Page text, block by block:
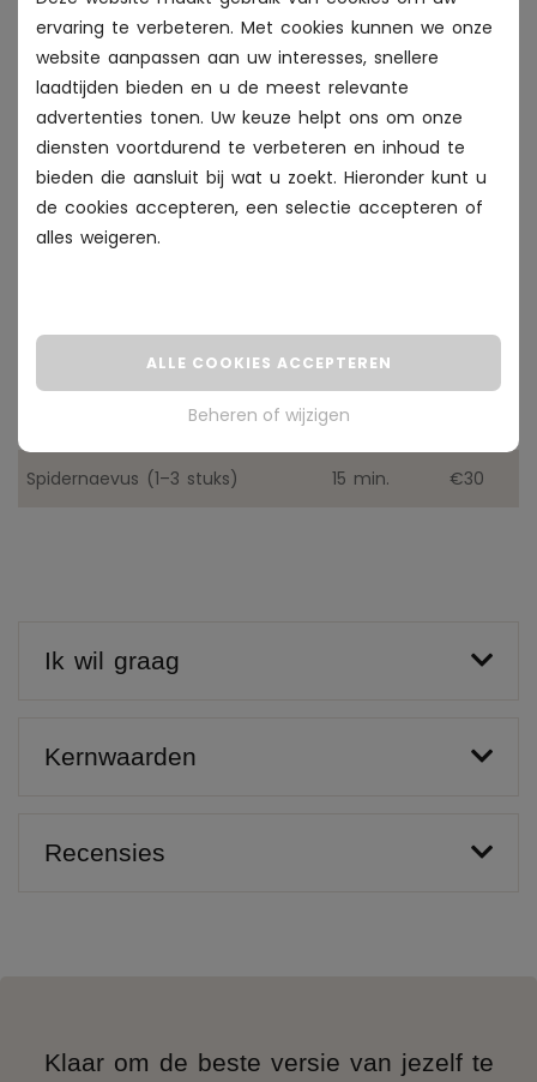
Vaatlaser wangen (klein) 30 min.
Vaatlaser neus 30 min. €65
Vaatlaser hele gezicht
Vaatlaser hals en decolleté 1u
Intake gesprek vaatlaser 30 min.
Spidernaevus (1–3 stuks) 15 min. €30
Ik wil graag
Kernwaarden
Recensies
Klaar om de beste versie van jezelf te
ervaring te verbeteren. Met cookies kunnen we onze
website aanpassen aan uw interesses, snellere
laadtijden bieden en u de meest relevante
advertenties tonen. Uw keuze helpt ons om onze
diensten voortdurend te verbeteren en inhoud te
bieden die aansluit bij wat u zoekt. Hieronder kunt u
de cookies accepteren, een selectie accepteren of
alles weigeren.
ALLE COOKIES ACCEPTEREN
Beheren of wijzigen